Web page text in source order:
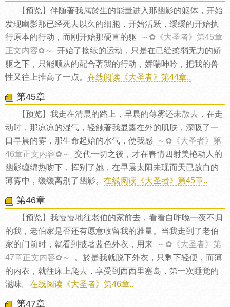
【预览】伴随著我属於生的能量进入那幽影的躯体，开始
发现幽影那已经死去以久的细胞，开始活跃，缓缓的开始执
行原本的行动，而刚开始那硬直的躯
～✿《大圣者》第45章
正文内容✿～
开始了接续的运动，只是在已经柔弱无力的娇
躯之下，只能顺从的配合著我的行动，娇喘呻吟，把我的兽
性又往上推高了一点。 在线阅读《大圣者》第44章..
第45章
【预览】我走在清晨的路上，早晨的薄雾还未散去，在走
动时，那凉凉的湿气，轻触著我显露在外的肌肤，深吸了一
口早晨的雾，那生命起始的水气，使我感
～✿《大圣者》第
46章正文内容✿～
交代一切之後，才在春情四射美艳动人的
幽影缠绵热吻下，挥别了她，在早晨太阳未现而天已放白的
薄雾中，缓缓离别了幽影。 在线阅读《大圣者》第45章..
第46章
【预览】我慢慢地往老伯的家前去，看看自昨晚一夜不归
的我，老伯家是否还有愿意收留我的雅量。当我走到了老伯
家的门前时，就看到披著蓝色外衣，用来
～✿《大圣者》第
47章正文内容✿～
。於是我就脱下外衣，只剩下轻便，而薄
的内衣，就往床上爬去，享受到西西里塞岛，第一次睡觉的
滋味。 在线阅读《大圣者》第46章..
第47章